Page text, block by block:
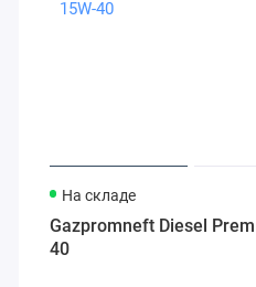
На складе
Gazpromneft Diesel
40